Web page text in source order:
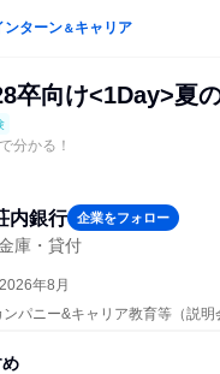
ンターン＆キャリア
卒向け<1Day>夏
分かる！
内銀行 企業をフォロー
庫・貸付
2026年8月
パニー&キャリア教育等（説